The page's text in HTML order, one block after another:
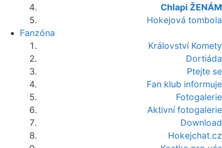
Chlapi ŽENÁM
Hokejová tombola
Fanzóna
Království Komety
Dortiáda
Ptejte se
Fan klub informuje
Fotogalerie
Aktivní fotogalerie
Download
Hokejchat.cz